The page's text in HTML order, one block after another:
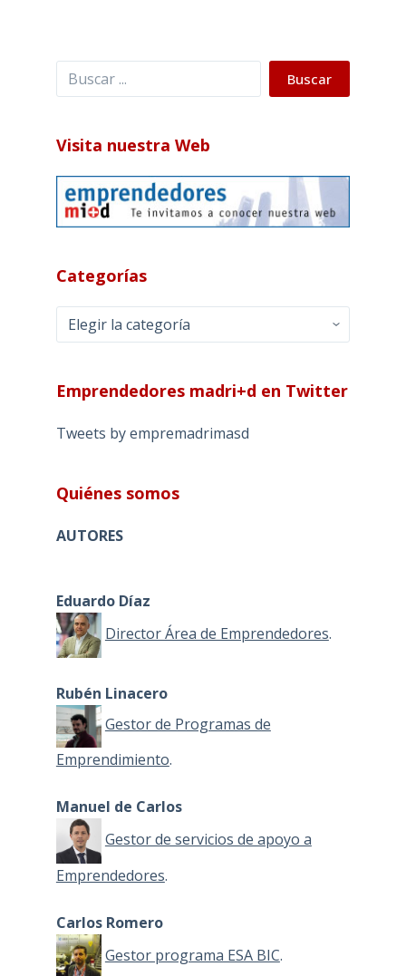
Buscar Buscar
Visita nuestra Web
Categorías
Categorías
Emprendedores madri+d en Twitter
Tweets by empremadrimasd
Quiénes somos
AUTORES
Eduardo Díaz
Director Área de Emprendedores.
Rubén Linacero
Gestor de Programas de
Emprendimiento.
Manuel de Carlos
Gestor de servicios de apoyo a
Emprendedores.
Carlos Romero
Gestor programa ESA BIC.